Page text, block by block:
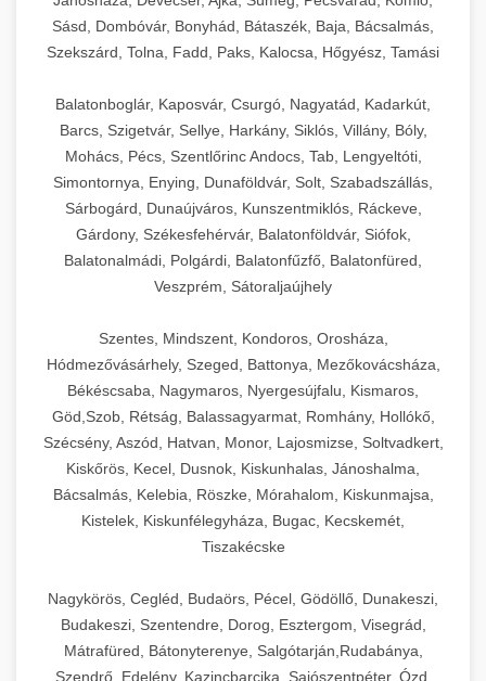
Sásd, Dombóvár, Bonyhád, Bátaszék, Baja, Bácsalmás,
Szekszárd, Tolna, Fadd, Paks, Kalocsa, Hőgyész, Tamási
Balatonboglár, Kaposvár, Csurgó, Nagyatád, Kadarkút,
Barcs, Szigetvár, Sellye, Harkány, Siklós, Villány, Bóly,
Mohács, Pécs, Szentlőrinc Andocs, Tab, Lengyeltóti,
Simontornya, Enying, Dunaföldvár, Solt, Szabadszállás,
Sárbogárd, Dunaújváros, Kunszentmiklós, Ráckeve,
Gárdony, Székesfehérvár, Balatonföldvár, Siófok,
Balatonalmádi, Polgárdi, Balatonfűzfő, Balatonfüred,
Veszprém, Sátoraljaújhely
Szentes, Mindszent, Kondoros, Orosháza,
Hódmezővásárhely, Szeged, Battonya, Mezőkovácsháza,
Békéscsaba, Nagymaros, Nyergesújfalu, Kismaros,
Göd,Szob, Rétság, Balassagyarmat, Romhány, Hollókő,
Szécsény, Aszód, Hatvan, Monor, Lajosmizse, Soltvadkert,
Kiskőrös, Kecel, Dusnok, Kiskunhalas, Jánoshalma,
Bácsalmás, Kelebia, Röszke, Mórahalom, Kiskunmajsa,
Kistelek, Kiskunfélegyháza, Bugac, Kecskemét,
Tiszakécske
Nagykörös, Cegléd, Budaörs, Pécel, Gödöllő, Dunakeszi,
Budakeszi, Szentendre, Dorog, Esztergom, Visegrád,
Mátrafüred, Bátonyterenye, Salgótarján,Rudabánya,
Szendrő, Edelény, Kazincbarcika, Sajószentpéter, Ózd,